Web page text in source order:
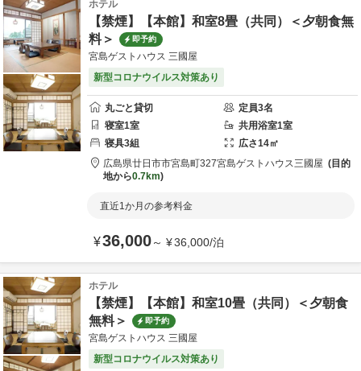
ホテル
【禁煙】【本館】和室8畳（共同）＜夕朝食無
料＞
即予約
宮島ゲストハウス 三國屋
新型コロナウイルス対策あり
丸ごと貸切 定員3名
寝室1室 共用浴室1室
寝具3組 広さ14㎡
広島県廿日市市宮島町327宮島ゲストハウス三國屋
目的
地から0.7km
直近1か月の参考料金
¥36,000～ ¥36,000/泊
ホテル
【禁煙】【本館】和室10畳（共同）＜夕朝食
無料＞
即予約
宮島ゲストハウス 三國屋
新型コロナウイルス対策あり